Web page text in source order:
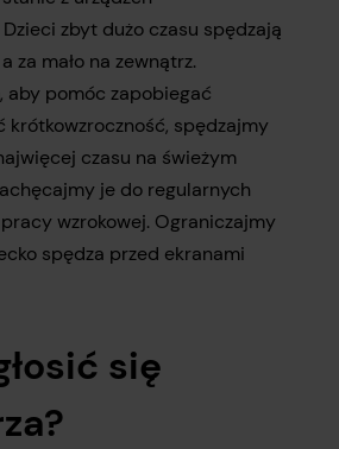
zbyt dużo czasu spędzają
za mało na zewnątrz.
aby pomóc zapobiegać
krótkowzroczność, spędzajmy
czasu na świeżym
je do regularnych
wzrokowej. Ograniczajmy
spędza przed ekranami
się